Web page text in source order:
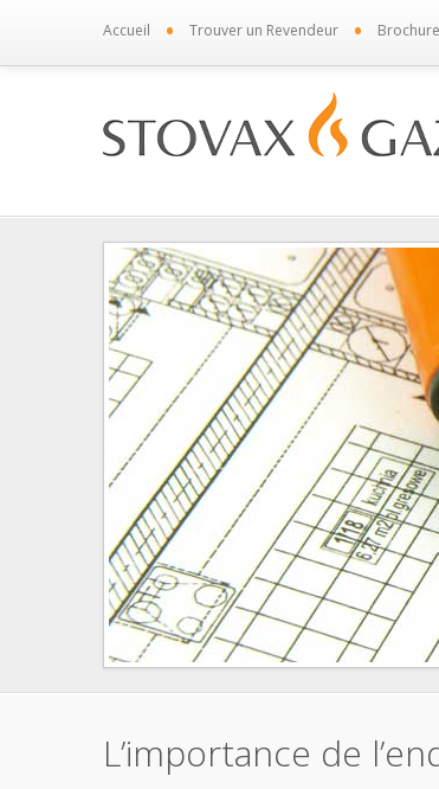
Accueil • Trouver un Revendeur •
L’importance de